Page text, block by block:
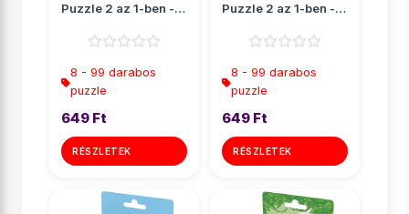
Puzzle 2 az 1-ben -
8 - 99 darabos
puzzle
649 Ft
RÉSZLETEK
Puzzle 2 az 1-ben -
8 - 99 darabos
puzzle
649 Ft
RÉSZLETEK